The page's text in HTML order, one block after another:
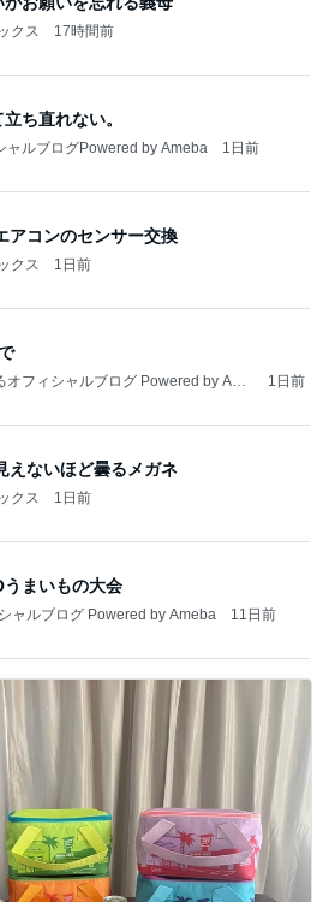
クス 17時間前
ち直れない。
ャルブログPowered by Ameba 1日前
アコンのセンサー交換
クス 1日前
オフィシャルブログ Powered by Ame
1日前
えないほど曇るメガネ
クス 1日前
うまいもの大会
ャルブログ Powered by Ameba 11日前